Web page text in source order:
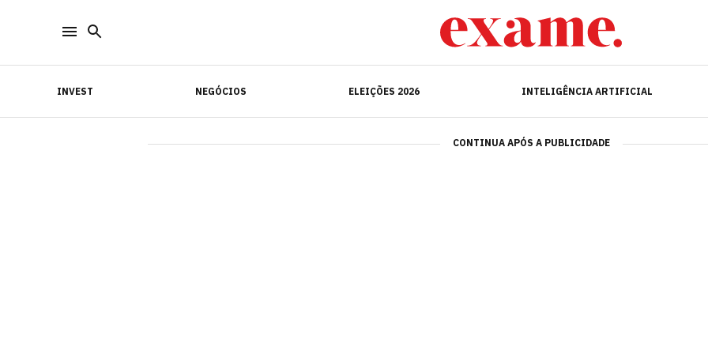
INVEST NEGÓCIOS ELEIÇÕES 2026 INTELIGÊNCIA ARTIFICIAL
INVEST INTELIGÊNCIA ARTIFICIAL
CONTINUA APÓS A PUBLICIDADE